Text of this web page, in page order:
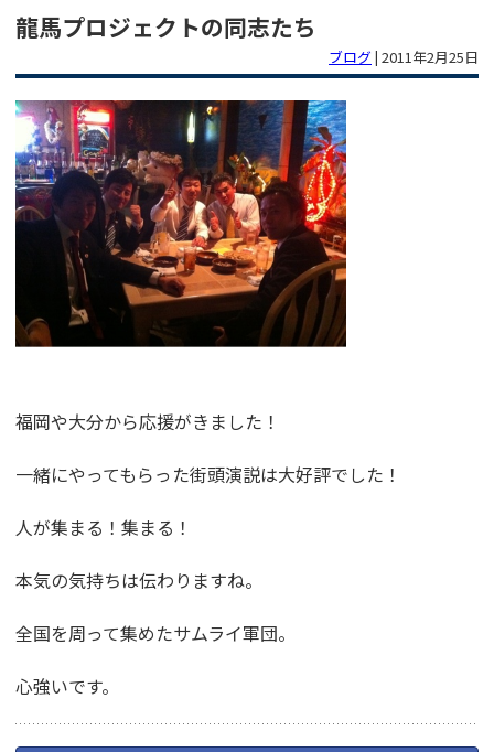
龍馬プロジェクトの同志たち
ブログ | 2011年2月25日
福岡や大分から応援がきました！
一緒にやってもらった街頭演説は大好評でした！
人が集まる！集まる！
本気の気持ちは伝わりますね。
全国を周って集めたサムライ軍団。
心強いです。